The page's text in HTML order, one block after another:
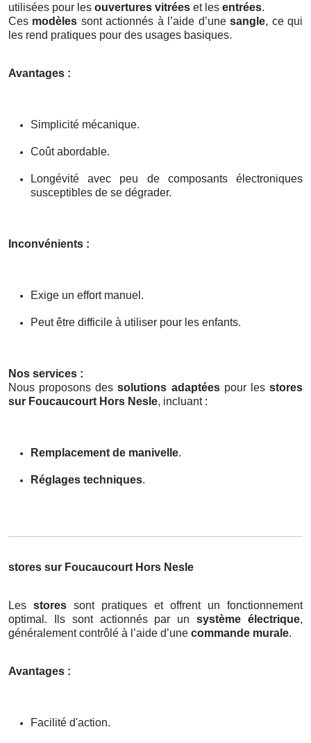
utilisées pour les ouvertures vitrées et les entrées.
Ces modèles sont actionnés à l’aide d’unesangle, ce qui
les rend pratiques pour des usages basiques.
Avantages :
Simplicité mécanique.
Coût abordable.
Longévité avec peu de composants électroniques
susceptibles de se dégrader.
Inconvénients :
Exige un effort manuel.
Peut être difficile à utiliser pour les enfants.
Nos services :
Nous proposons dessolutions adaptéespour lesstores
sur Foucaucourt Hors Nesle, incluant :
Remplacement de manivelle.
Réglages techniques.
stores sur Foucaucourt Hors Nesle
Les stores sont pratiques et offrent un fonctionnement
optimal. Ils sont actionnés par unsystème électrique,
généralement contrôlé à l’aide d’une commande murale.
Avantages :
Facilité d'action.